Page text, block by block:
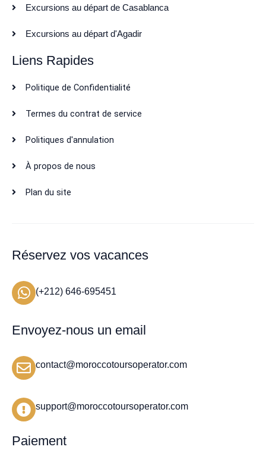
Excursions au départ de Casablanca
Excursions au départ d'Agadir
Liens Rapides
Politique de Confidentialité
Termes du contrat de service
Politiques d'annulation
À propos de nous
Plan du site
Réservez vos vacances
(+212) 646-695451
Envoyez-nous un email
contact@moroccotoursoperator.com
support@moroccotoursoperator.com
Paiement